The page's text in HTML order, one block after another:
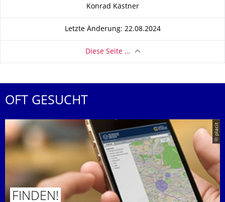
Konrad Kästner
Letzte Änderung: 22.08.2024
Diese Seite …
OFT GESUCHT
© placit
FINDEN!